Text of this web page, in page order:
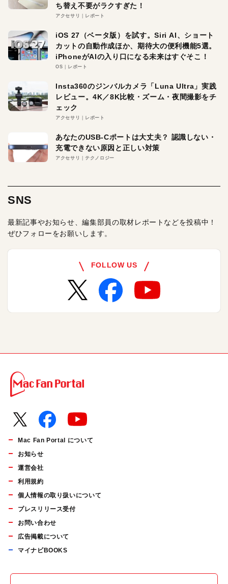
ち替え不要がラクすぎた！
アクセサリ レポート
iOS 27（ベータ版）を試す。Siri AI、ショート
カットの自動作成ほか、期待大の便利機能5選。
iPhoneがAIの入り口になる未来はすぐそこ！
OS レポート
Insta360のジンバルカメラ「Luna Ultra」実践
レビュー。4K／8K比較・ズーム・夜間撮影をチ
ェック
アクセサリ レポート
あなたのUSB-Cポートは大丈夫？ 認識しない・
充電できない原因と正しい対策
アクセサリ テクノロジー
SNS
最新記事やお知らせ、編集部員の取材レポートなどを投稿中！
ぜひフォローをお願いします。
FOLLOW US
Mac Fan Portal について
お知らせ
運営会社
利用規約
個人情報の取り扱いについて
プレスリリース受付
お問い合わせ
広告掲載について
マイナビBOOKS